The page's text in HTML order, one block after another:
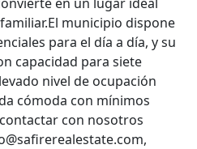
municipio dispone
para el día a día, y su
capacidad para siete
nivel de ocupación
cómoda con mínimos
con nosotros